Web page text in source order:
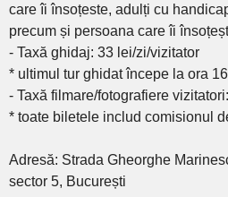
care îi însoțeste, adulți cu
precum și persoana care îi
- Taxă ghidaj: 33 lei/zi/vizitator
* ultimul tur ghidat începe la ora
- Taxă filmare/fotografiere
* toate biletele includ comisionul
Adresă: Strada Gheorghe
sector 5, București